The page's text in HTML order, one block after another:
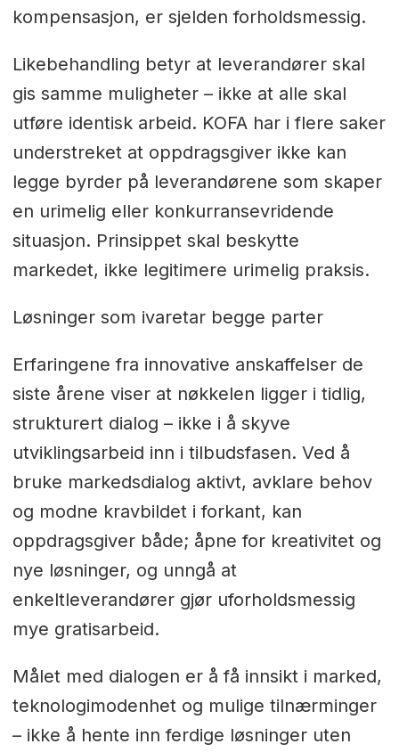
kompensasjon, er sjelden forholdsmessig.
Likebehandling betyr at leverandører skal
gis samme muligheter – ikke at alle skal
utføre identisk arbeid. KOFA har i flere saker
understreket at oppdragsgiver ikke kan
legge byrder på leverandørene som skaper
en urimelig eller konkurransevridende
situasjon. Prinsippet skal beskytte
markedet, ikke legitimere urimelig praksis.
Løsninger som ivaretar begge parter
Erfaringene fra innovative anskaffelser de
siste årene viser at nøkkelen ligger i tidlig,
strukturert dialog – ikke i å skyve
utviklingsarbeid inn i tilbudsfasen. Ved å
bruke markedsdialog aktivt, avklare behov
og modne kravbildet i forkant, kan
oppdragsgiver både; åpne for kreativitet og
nye løsninger, og unngå at
enkeltleverandører gjør uforholdsmessig
mye gratisarbeid.
Målet med dialogen er å få innsikt i marked,
teknologimodenhet og mulige tilnærminger
– ikke å hente inn ferdige løsninger uten